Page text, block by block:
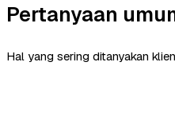
Pertanyaan
Hal yang sering ditanyakan